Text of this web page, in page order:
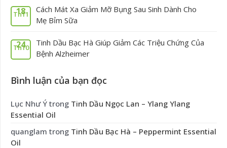
18
Th11
Cách Mát Xa Giảm Mỡ Bụng Sau Sinh Dành Cho
Mẹ Bỉm Sữa
24
Th10
Tinh Dầu Bạc Hà Giúp Giảm Các Triệu Chứng Của
Bệnh Alzheimer
Bình luận của bạn đọc
Lục Như Ý trong Tinh Dầu Ngọc Lan – Ylang Ylang
Essential Oil
quanglam trong Tinh Dầu Bạc Hà – Peppermint Essential
Oil